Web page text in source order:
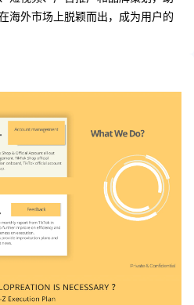
海外市场上脱颖而出，成为用户的